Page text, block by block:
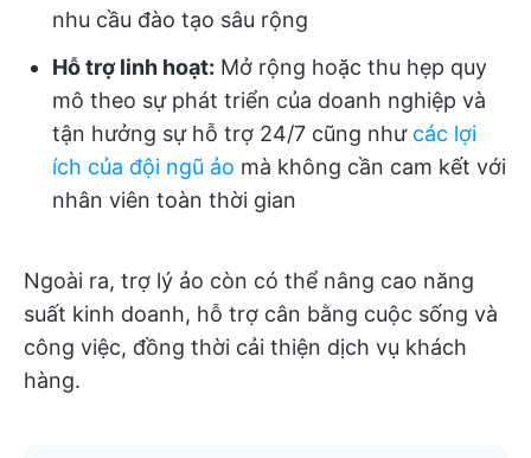
nhu cầu đào tạo sâu rộng
Hỗ trợ linh hoạt: Mở rộng hoặc thu hẹp quy
mô theo sự phát triển của doanh nghiệp và
tận hưởng sự hỗ trợ 24/7 cũng như các lợi
ích của đội ngũ ảo mà không cần cam kết với
nhân viên toàn thời gian
Ngoài ra, trợ lý ảo còn có thể nâng cao năng
suất kinh doanh, hỗ trợ cân bằng cuộc sống và
công việc, đồng thời cải thiện dịch vụ khách
hàng.